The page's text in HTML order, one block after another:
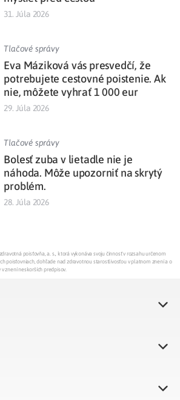
31. Júla 2026
Tlačové správy
Eva Máziková vás presvedčí, že
potrebujete cestovné poistenie. Ak
nie, môžete vyhrať 1 000 eur
29. Júla 2026
Tlačové správy
Bolesť zuba v lietadle nie je
náhoda. Môže upozorniť na skrytý
problém.
28. Júla 2026
poisťovňa, a. s., ktorá vykonáva svoju činnosť v rozsahu určenom
poisťovniach, dohľade nad zdravotnou starostlivosťou v platnom znení a o
znení neskorších predpisov.